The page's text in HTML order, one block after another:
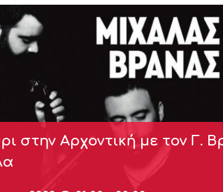
στην Αρχοντική με τον Γ.